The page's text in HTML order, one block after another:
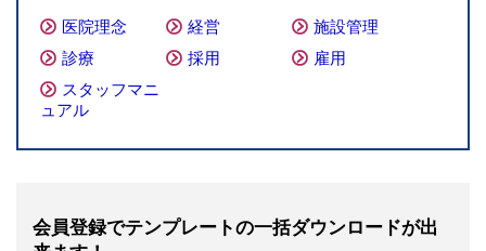
医院理念 経営
施設管理
診療
採用
雇用
スタッフマニ
ュアル
会員登録でテンプレートの一括ダウンロードが出